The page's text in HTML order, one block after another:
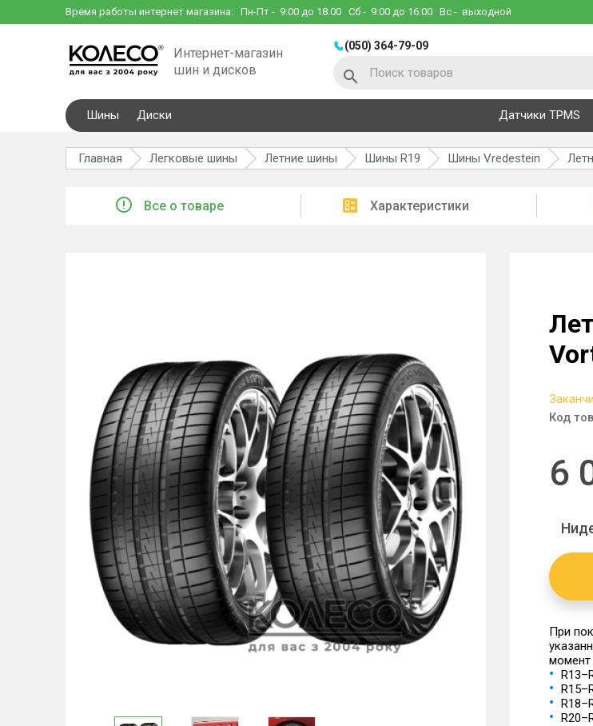
Время работы интернет магазина: Пн-Пт - 9:00 до 18:00 Сб - 9:00 до 16:00 Вс - выходной
Интернет-магазин
шин и дисков
(050) 364-79-09
Шины Диски Датчики TPMS
Главная Легковые шины Летние шины Шины R19 Шины Vredestein
Все о товаре Характеристики
Код
6
При
момент